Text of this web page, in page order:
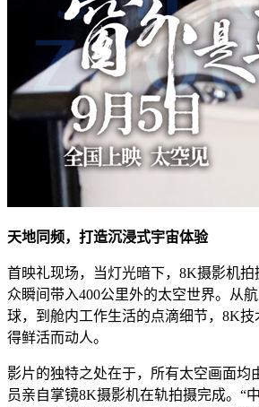
天地同频，打造沉浸式宇宙体验
首映礼现场，当灯光暗下，8K摄影机
众瞬间带入400公里外的太空世界。从
球，到舱内工作生活的点滴细节，8K
得鲜活而动人。
影片的独特之处在于，所有太空画面均
员亲自掌镜8K摄影机在轨拍摄完成。“